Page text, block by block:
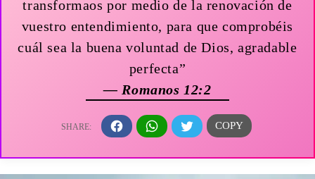
transformaos por medio de la renovación de
vuestro entendimiento, para que comprobéis
cuál sea la buena voluntad de Dios, agradable
perfecta”
— Romanos 12:2